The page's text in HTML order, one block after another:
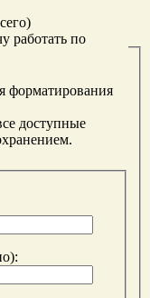
работать по
форматирования
доступные